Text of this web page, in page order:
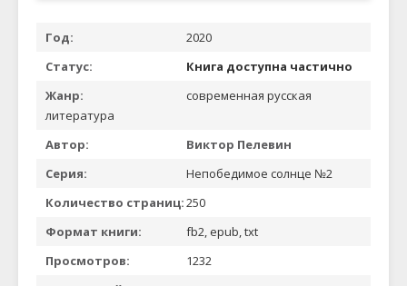
Год:
2020
Статус:
Книга доступна частично
Жанр:
современная русская
литература
Автор:
Виктор Пелевин
Серия:
Непобедимое солнце №2
Количество страниц:250
Формат книги:
fb2, epub, txt
Просмотров:
1232